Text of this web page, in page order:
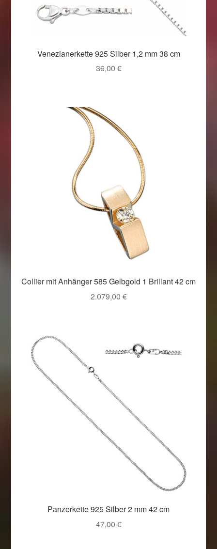
Venezianerkette 925 Silber 1,2 mm 38 cm
36,00 €
Collier mit Anhänger 585 Gelbgold 1 Brillant 42 cm
2.079,00 €
Panzerkette 925 Silber 2 mm 42 cm
47,00 €